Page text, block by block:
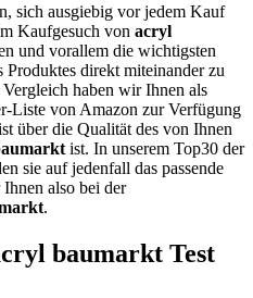
sich ausgiebig vor jedem Kauf
Kaufgesuch von acryl
und vorallem die wichtigsten
Produktes direkt miteinander zu
haben wir Ihnen als
Liste von Amazon zur Verfügung
über die Qualität des von Ihnen
ist. In unserem Top30 der
sie auf jedenfall das passende
also bei der
.
baumarkt Test